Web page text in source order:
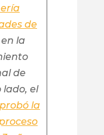
de
la
de
lado, el
la